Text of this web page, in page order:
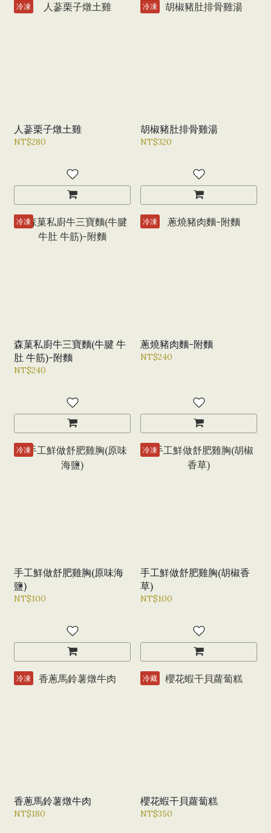
冷凍
人蔘栗子燉土雞
NT$280
冷凍
胡椒豬肚排骨雞湯
NT$320
冷凍
森菓私廚牛三寶麵(牛腱 牛
肚 牛筋)-附麵
NT$240
冷凍
蔥燒豬肉麵-附麵
NT$240
冷凍
手工鮮做舒肥雞胸(原味海
鹽)
NT$100
冷凍
手工鮮做舒肥雞胸(胡椒香
草)
NT$100
冷凍
香蔥馬鈴薯燉牛肉
NT$180
冷藏
櫻花蝦干貝蘿蔔糕
NT$350